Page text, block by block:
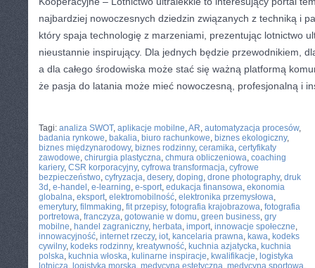
najbardziej nowoczesnych dziedzin związanych z techniką i
który spaja technologię z marzeniami, prezentując lotnictwo
nieustannie inspirujący. Dla jednych będzie przewodnikiem,
a dla całego środowiska może stać się ważną platformą
że pasja do latania może mieć nowoczesną, profesjonalną i
Tagi: analiza SWOT, aplikacje mobilne,AR, automatyzacja procesów,
badania rynkowe, bakalia, biuro rachunkowe, biznes ekologiczny,
biznes międzynarodowy, biznes rodzinny, ceramika, certyfikaty
zawodowe, chirurgia plastyczna, chmura obliczeniowa, coaching
kariery, CSR korporacyjny, cyfrowa transformacja, cyfrowe
bezpieczeństwo, cyfryzacja, desery, doping, drone photography, druk
3d , e-handel , e-learning, e-sport, edukacja finansowa, ekonomia
globalna, eksport, elektromobilność, elektronika przemysłowa,
emerytury, filmmaking, fit przepisy, fotografia krajobrazowa, fotografia
portretowa, franczyza, gotowanie w domu, green business, gry
mobilne, handel zagraniczny, herbata, import, innowacje społeczne,
innowacyjność, internet rzeczy, iot, kancelaria prawna, kawa, kodeks
cywilny, kodeks rodzinny, kreatywność, kuchnia azjatycka, kuchnia
polska, kuchnia włoska, kulinarne inspiracje, kwalifikacje, logistyka
lotnicza, logistyka morska, medycyna estetyczna, medycyna sportowa,